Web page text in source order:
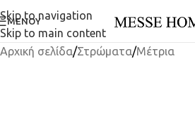
Skip to navigation
Skip to main content
ΜΕΝΟΎ
Αρχική σελίδα/Στρώματα/Μέτρια